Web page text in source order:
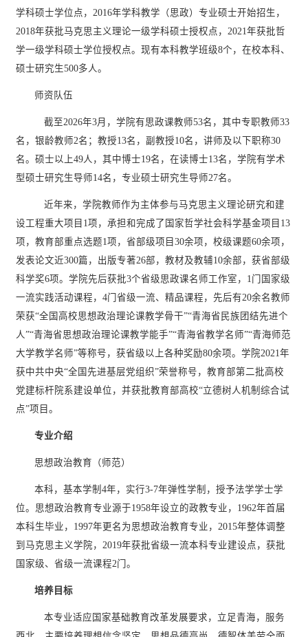
学科硕士学位点，2016年学科教学（思政）专业硕士开始招生，
2018年获批马克思主义理论一级学科硕士授权点，2021年获批哲
学一级学科硕士学位授权点。 现有本科教学班级8个，在校本科、
硕士研究生500多人 。
师资队伍
截至 2026年3月，学院有思政课教师53名，其中专职教师33
名，银龄教师2名；教授13名，副教授10名，讲师及以下职称30
名。硕士以上49人，其中博士19名，在读博士13名，学院有学术
型硕士研究生导师14名，专业硕士研究生导师27名。
近年来，学院教师作为主体参与马克思主义理论研究和建
设工程重大项目 1项，承担和完成了国家哲学社会科学基金项目1 3
项，教育部重点选题1项，省部级项目30余项，校级课题60余项，
发表论文近300篇，出版专著26部，教材及教辅10余部 ，获省部级
科学奖6项。学院先后获批3个省级思政课名师工作室，1门国家级
一流实践活动课程，4门省级一流、精品课程， 先后有20余名教师
荣获“全国高校思想政治理论课教学骨干”“青海省民族团结先进个
人”“青海省思想政治理论课教学能手”“青海省教学名师”“青海师范
大学教学名师”等称号，获省级以上各种奖励80余项。 学院2021年
获中共中央“全国先进基层党组织”荣誉称号，教育部第二批高校
党建标杆院系建设单位，并获批教育部高校“立德树人机制综合试
点”项目。
专业介绍
思想政治教育（师范）
本科 ， 基本学制 4年，实行3-7年弹性学制，授予法学学士学
位。思想政治教育专业源于1958年设立的政教专业，1962年首届
本科生毕业，1997年更名为思想政治教育专业，2015年整体调整
到马克思主义学院，2019年获批省级一流本科专业建设点，获批
国家级、省级一流课程2门。
培养目标
本专业适应国家基础教育改革发展要求，立足青海，服务